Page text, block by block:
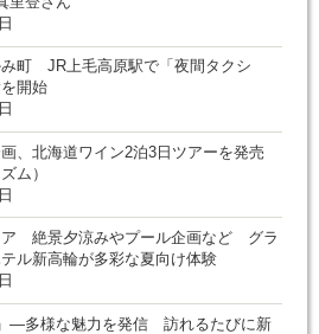
町 JR上毛高原駅で「夜間タクシ
開始
、北海道ワイン2泊3日ツアーを発売
ム）
ア 絶景夕涼みやプール企画など グラ
ル新高輪が多彩な夏向け体験
―多様な魅力を発信 訪れるたびに新